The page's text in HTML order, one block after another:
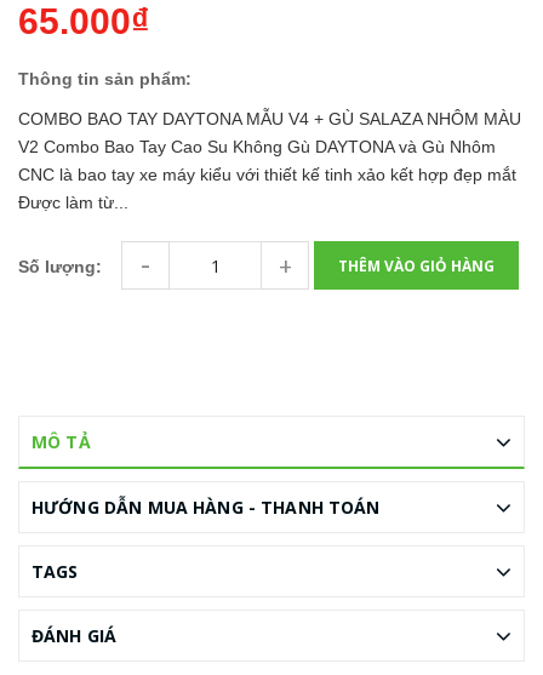
65.000₫
Thông tin sản phẩm:
COMBO BAO TAY DAYTONA MẪU V4 + GÙ SALAZA NHÔM MÀU
V2 Combo Bao Tay Cao Su Không Gù DAYTONA và Gù Nhôm
CNC là bao tay xe máy kiểu với thiết kế tinh xảo kết hợp đẹp mắt
Được làm từ...
Số lượng: - + THÊM VÀO GIỎ HÀNG
MÔ TẢ
HƯỚNG DẪN MUA HÀNG - THANH TOÁN
TAGS
ĐÁNH GIÁ